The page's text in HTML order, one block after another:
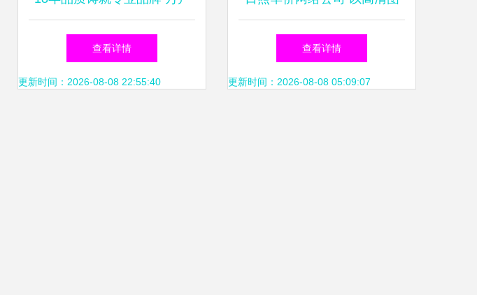
网络如何为广州、深圳企业打
造精品网站
查看详情
更新时间：2026-08-08 22:55:40
片构建卓越网站视觉体验
查看详情
更新时间：2026-08-08 05:09:07